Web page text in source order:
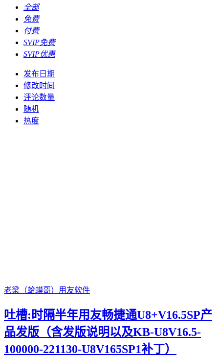
全部
免费
付费
SVIP免费
SVIP优惠
发布日期
修改时间
评论数量
随机
热度
老梁（蛤蟆哥） 用友软件
吐槽:时隔半年用友畅捷通U8+V16.5SP产
品发版（含发版说明以及KB-U8V16.5-
100000-221130-U8V165SP1补丁）